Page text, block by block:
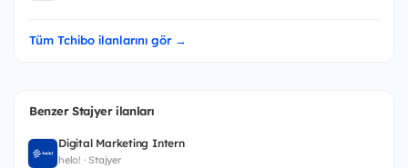
Tüm Tchibo ilanlarını gör →
Benzer Stajyer ilanları
Digital Marketing Intern
helo! · Stajyer